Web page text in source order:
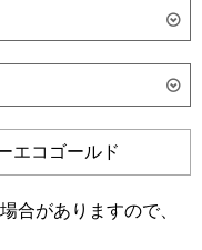
RPI-
SZRM224BD
SZRJM224AD
SZZM224CJD
RDSB22433MU
エコゴールド
合がありますので、